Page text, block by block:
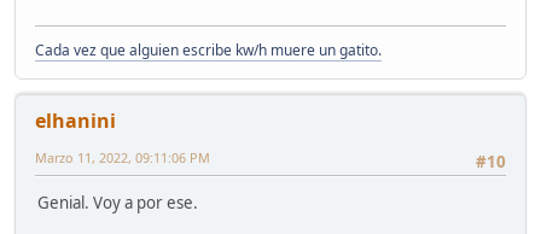
Cada vez que alguien escribe kw/h muere un gatito.
elhanini
#10
Marzo 11, 2022, 09:11:06 PM
Genial. Voy a por ese.